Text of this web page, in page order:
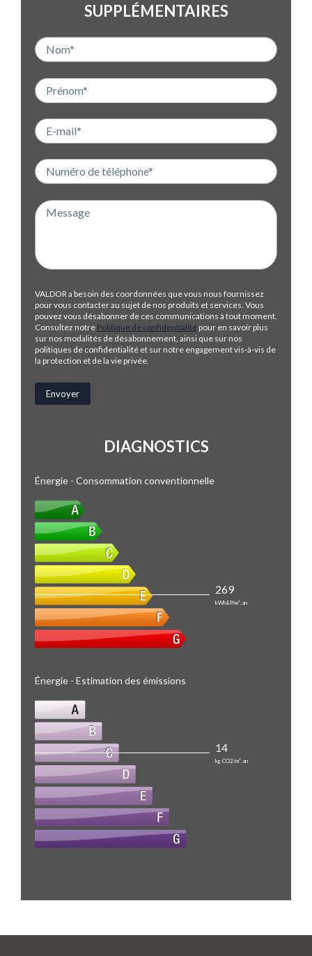
SUPPLÉMENTAIRES
VALDOR a besoin des coordonnées que vous nous fournissez
pour vous contacter au sujet de nos produits et services. Vous
pouvez vous désabonner de ces communications à tout moment.
Consultez notre Politique de confidentialité pour en savoir plus
sur nos modalités de désabonnement, ainsi que sur nos
politiques de confidentialité et sur notre engagement vis-à-vis de
la protection et de la vie privée.
DIAGNOSTICS
Énergie - Consommation conventionnelle
269
kWhEP/m².an
Énergie - Estimation des émissions
14
kg CO2/m².an